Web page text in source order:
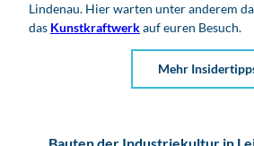
Lindenau. Hier warten unter anderem
das Kunstkraftwerkauf euren Besuch.
Mehr